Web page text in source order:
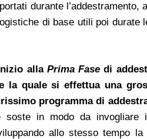
durante l’addestramento,
di base utili poi durate
alla Prima Fase di
la quale si effettua una
programma di
soste in modo da invogliare
allo stesso tempo